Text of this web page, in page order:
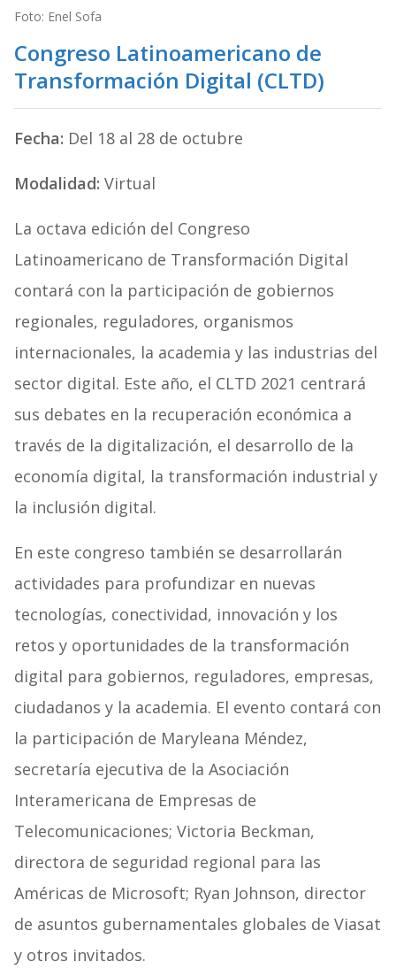
Foto: Enel Sofa
Congreso Latinoamericano de
Transformación Digital (CLTD)
Fecha: Del 18 al 28 de octubre
Modalidad: Virtual
La octava edición del Congreso
Latinoamericano de Transformación Digital
contará con la participación de gobiernos
regionales, reguladores, organismos
internacionales, la academia y las industrias del
sector digital. Este año, el CLTD 2021 centrará
sus debates en la recuperación económica a
través de la digitalización, el desarrollo de la
economía digital, la transformación industrial y
la inclusión digital.
En este congreso también se desarrollarán
actividades para profundizar en nuevas
tecnologías, conectividad, innovación y los
retos y oportunidades de la transformación
digital para gobiernos, reguladores, empresas,
ciudadanos y la academia. El evento contará con
la participación de Maryleana Méndez,
secretaría ejecutiva de la Asociación
Interamericana de Empresas de
Telecomunicaciones; Victoria Beckman,
directora de seguridad regional para las
Américas de Microsoft; Ryan Johnson, director
de asuntos gubernamentales globales de Viasat
y otros invitados.